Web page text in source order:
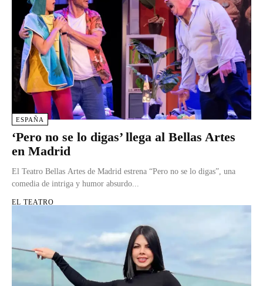
ESPAÑA
‘Pero no se lo digas’ llega al Bellas Artes
en Madrid
El Teatro Bellas Artes de Madrid estrena “Pero no se lo digas”, una
comedia de intriga y humor absurdo...
EL TEATRO